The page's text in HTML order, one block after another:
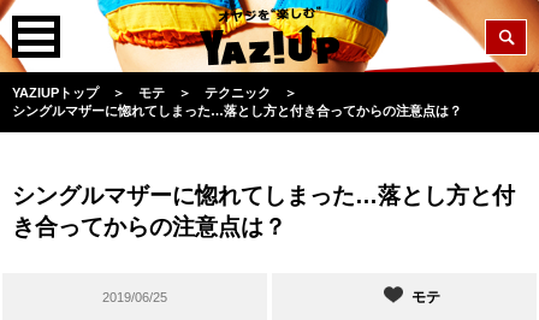
YAZIUPトップ ＞ モテ ＞ テクニック
＞
シングルマザーに惚れてしまった…落とし方と付き合ってからの注意点は？
シングルマザーに惚れてしまった…落とし方と付
き合ってからの注意点は？
2019/06/25 モテ